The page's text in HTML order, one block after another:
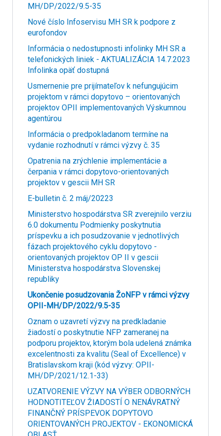
MH/DP/2022/9.5-35
Nové číslo Infoservisu MH SR k podpore z
eurofondov
Informácia o nedostupnosti infolinky MH SR a
telefonických liniek - AKTUALIZÁCIA 14.7.2023
Infolinka opäť dostupná
Usmernenie pre prijímateľov k nefungujúcim
projektom v rámci dopytovo – orientovaných
projektov OPII implementovaných Výskumnou
agentúrou
Informácia o predpokladanom termíne na
vydanie rozhodnutí v rámci výzvy č. 35
Opatrenia na zrýchlenie implementácie a
čerpania v rámci dopytovo-orientovaných
projektov v gescii MH SR
E-bulletin č. 2 máj/20223
Ministerstvo hospodárstva SR zverejnilo verziu
6.0 dokumentu Podmienky poskytnutia
príspevku a ich posudzovanie v jednotlivých
fázach projektového cyklu dopytovo -
orientovaných projektov OP II v gescii
Ministerstva hospodárstva Slovenskej
republiky
Ukončenie posudzovania ŽoNFP v rámci výzvy
OPII-MH/DP/2022/9.5-35
Oznam o uzavretí výzvy na predkladanie
žiadostí o poskytnutie NFP zameranej na
podporu projektov, ktorým bola udelená známka
excelentnosti za kvalitu (Seal of Excellence) v
Bratislavskom kraji (kód výzvy: OPII-
MH/DP/2021/12.1-33)
UZATVORENIE VÝZVY NA VÝBER ODBORNÝCH
HODNOTITEĽOV ŽIADOSTÍ O NENÁVRATNÝ
FINANČNÝ PRÍSPEVOK DOPYTOVO
ORIENTOVANÝCH PROJEKTOV - EKONOMICKÁ